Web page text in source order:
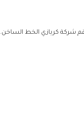
شركة كريازي الخط الساخن.